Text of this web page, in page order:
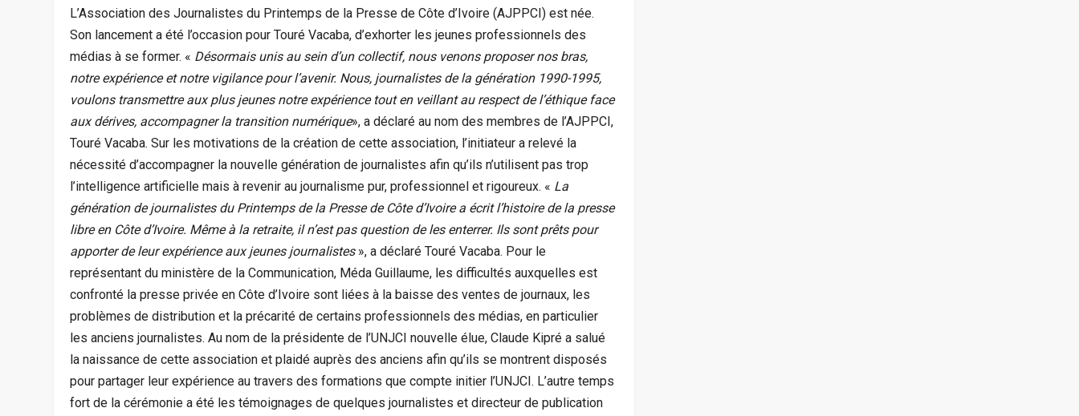
L’Association des Journalistes du Printemps de la Presse de Côte d’Ivoire (AJPPCI) est née.
Son lancement a été l’occasion pour Touré Vacaba, d’exhorter les jeunes professionnels des
médias à se former. « Désormais unis au sein d’un collectif, nous venons proposer nos bras,
notre expérience et notre vigilance pour l’avenir. Nous, journalistes de la génération 1990-1995,
voulons transmettre aux plus jeunes notre expérience tout en veillant au respect de l’éthique face
aux dérives, accompagner la transition numérique», a déclaré au nom des membres de l’AJPPCI,
Touré Vacaba. Sur les motivations de la création de cette association, l’initiateur a relevé la
nécessité d’accompagner la nouvelle génération de journalistes afin qu’ils n’utilisent pas trop
l’intelligence artificielle mais à revenir au journalisme pur, professionnel et rigoureux. « La
génération de journalistes du Printemps de la Presse de Côte d’Ivoire a écrit l’histoire de la presse
libre en Côte d’Ivoire. Même à la retraite, il n’est pas question de les enterrer. Ils sont prêts pour
apporter de leur expérience aux jeunes journalistes», a déclaré Touré Vacaba. Pour le
représentant du ministère de la Communication, Méda Guillaume, les difficultés auxquelles est
confronté la presse privée en Côte d’Ivoire sont liées à la baisse des ventes de journaux, les
problèmes de distribution et la précarité de certains professionnels des médias, en particulier
les anciens journalistes. Au nom de la présidente de l’UNJCI nouvelle élue, Claude Kipré a salué
la naissance de cette association et plaidé auprès des anciens afin qu’ils se montrent disposés
pour partager leur expérience au travers des formations que compte initier l’UNJCI. L’autre temps
fort de la cérémonie a été les témoignages de quelques journalistes et directeur de publication